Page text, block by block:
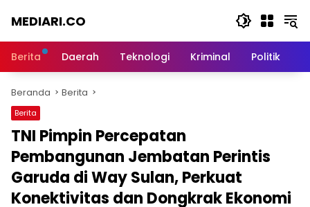
MEDIARI.CO
Berita Daerah Teknologi Kriminal Politik
Beranda Berita
Berita
TNI Pimpin Percepatan
Pembangunan Jembatan Perintis
Garuda di Way Sulan, Perkuat
Konektivitas dan Dongkrak Ekonomi